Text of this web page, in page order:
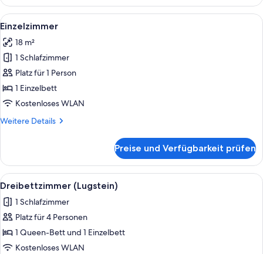
Doppelzimmer
Alle
Fotos
für
Einzelzimmer
anzeigen
Schreibtisch, kostenlose
5
Einzelzimmer
18 m²
1 Schlafzimmer
Platz für 1 Person
1 Einzelbett
Kostenloses WLAN
Weitere Details
Weitere
Preise und Verfügbarkeit prüfen
Alle
Fotos
für
Dreibettzimmer
(Lugstein)
anzeigen
Schreibtisch, kostenlose
5
Dreibettzimmer (Lugstein)
1 Schlafzimmer
Platz für 4 Personen
1 Queen-Bett und 1 Einzelbett
Kostenloses WLAN